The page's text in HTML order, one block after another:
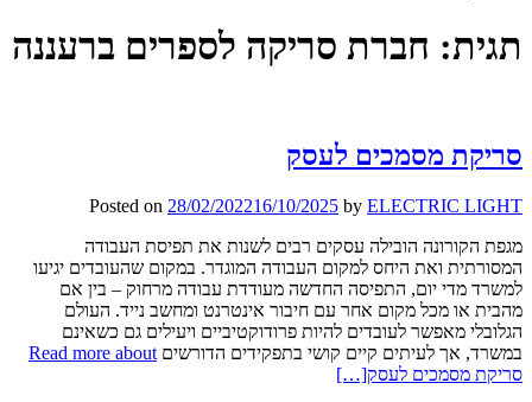
תגית: חברת סריקה לספרים ברעננה
סריקת מסמכים לעסק
Posted on 28/02/202216/10/2025 by ELECTRIC LIGHT
מגפת הקורונה הובילה עסקים רבים לשנות את תפיסת העבודה
המסורתית ואת היחס למקום העבודה המוגדר. במקום שהעובדים יגיעו
למשרד מדי יום, התפיסה החדשה מעודדת עבודה מרחוק – בין אם
מהבית או מכל מקום אחר עם חיבור אינטרנט ומחשב נייד. העולם
הגלובלי מאפשר לעובדים להיות פרודוקטיביים ויעילים גם כשאינם
במשרד, אך לעיתים קיים קושי בתפקידים הדורשים Read more about
סריקת מסמכים לעסק[…]